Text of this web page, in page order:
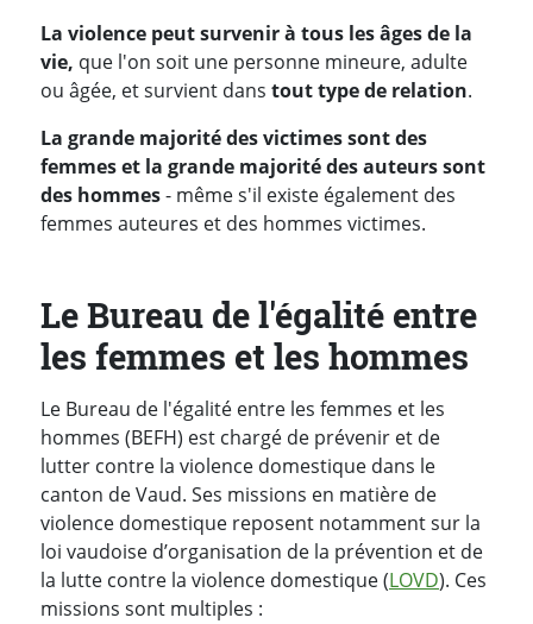
La violence peut survenir à tous les âges de la
vie, que l'on soit une personne mineure, adulte
ou âgée, et survient dans tout type de relation.
La grande majorité des victimes sont des
femmes et la grande majorité des auteurs sont
des hommes- même s'il existe également des
femmes auteures et des hommes victimes.
Le Bureau de l'égalité entre
les femmes et les hommes
Le Bureau de l'égalité entre les femmes et les
hommes (BEFH) est chargé de prévenir et de
lutter contre la violence domestique dans le
canton de Vaud. Ses missions en matière de
violence domestique reposent notamment sur la
loi vaudoise d’organisation de la prévention et de
la lutte contre la violence domestique (LOVD). Ces
missions sont multiples :